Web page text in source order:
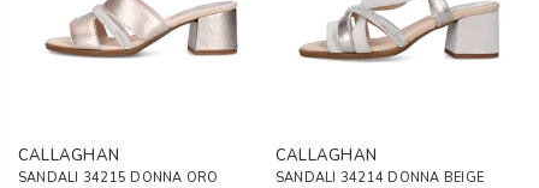
CALLAGHAN
SANDALI 34215 DONNA ORO
CALLAGHAN
SANDALI 34214 DONNA BEIGE